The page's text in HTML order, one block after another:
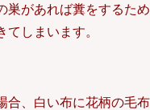
巣があれば糞をするた
てしまいます。
合、白い布に花柄の毛